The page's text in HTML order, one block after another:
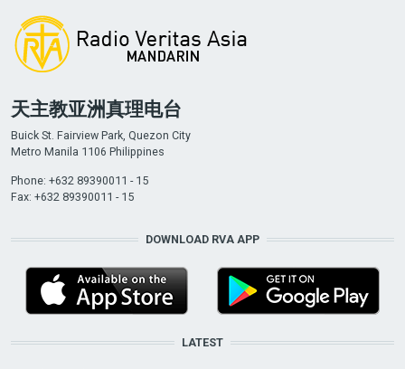
天主教亚洲真理电台
Buick St. Fairview Park, Quezon City
Metro Manila 1106 Philippines
Phone: +632 89390011 - 15
Fax: +632 89390011 - 15
DOWNLOAD RVA APP
LATEST